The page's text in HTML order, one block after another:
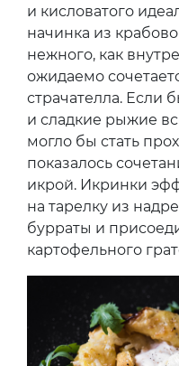
и кисловатого
начинка из
нежного, как
ожидаемо
страчателла. Если
и сладкие рыжие
могло бы стать
показалось
икрой. Икринки
на тарелку из
бурраты и
картофельного